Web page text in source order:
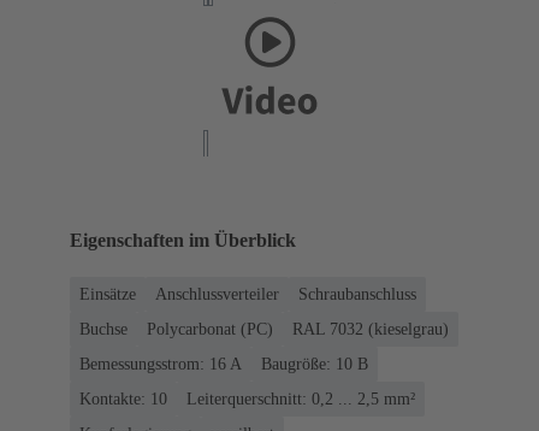
Eigenschaften im Überblick
Einsätze Anschlussverteiler
Schraubanschluss
Buchse
Polycarbonat (PC)
RAL 7032 (kieselgrau)
Bemessungsstrom: ‌16 A
Baugröße: 10 B
Kontakte: 10
Leiterquerschnitt: 0,2 ... 2,5 mm²